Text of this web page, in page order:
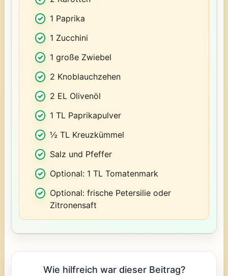
1 Paprika
1 Zucchini
1 große Zwiebel
2 Knoblauchzehen
2 EL Olivenöl
1 TL Paprikapulver
½ TL Kreuzkümmel
Salz und Pfeffer
Optional: 1 TL Tomatenmark
Optional: frische Petersilie oder
Zitronensaft
Wie hilfreich war dieser Beitrag?